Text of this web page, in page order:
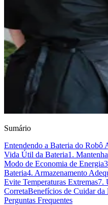
Sumário
Entendendo a Bateria do Robô
Vida Útil da Bateria1.
Modo de Economia de Energia
Bateria4. Armazenamento
Evite Temperaturas Extremas7.
CorretaBenefícios de Cuidar da
Perguntas Frequentes